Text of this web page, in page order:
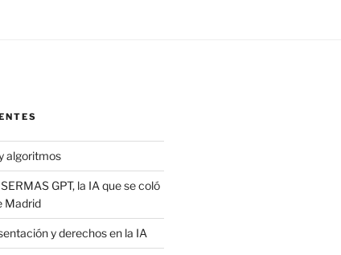
algoritmos
GPT, la IA que se coló
Madrid
y derechos en la IA